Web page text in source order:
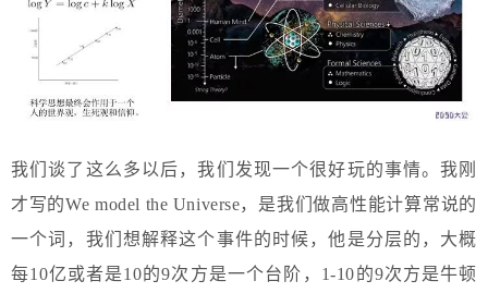
我们谈了这么多以后，我们发现一个很好玩的事情。我刚
才写的We model the Universe，是我们做高性能计算常说的
一个词，我们想解释这个事件的时候，他是分层的，大概
每10亿或者是10的9次方是一个台阶，1-10的9次方是牛顿